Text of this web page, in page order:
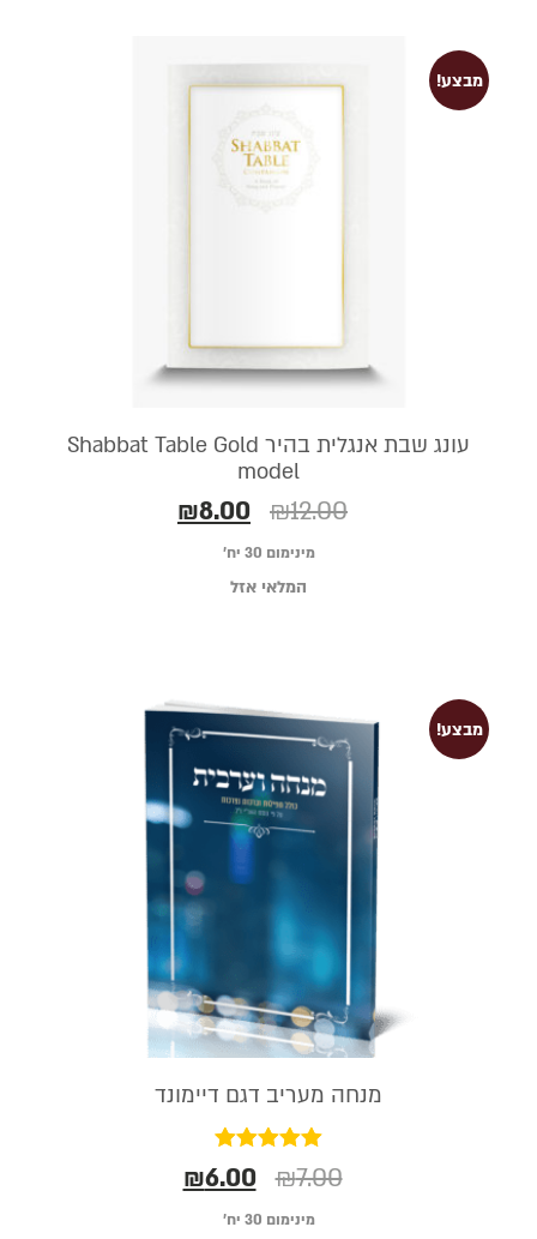
מבצע!
עונג שבת אנגלית בהיר Shabbat Table Gold
model
₪12.00
₪8.00
מינימום 30 יח׳
המלאי אזל
מבצע!
מנחה מעריב דגם דיימונד
דורג
5.00₪7.00
₪6.00
מינימום 30 יח׳